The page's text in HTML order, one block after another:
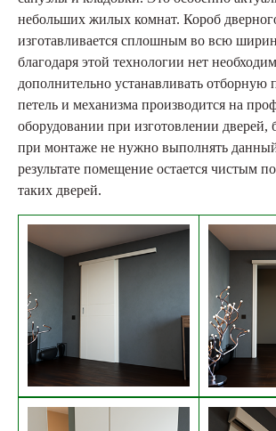
небольших жилых комнат. Короб
изготавливается сплошным во всю
благодаря этой технологии нет
дополнительно устанавливать отборную
петель и механизма производится на
оборудовании при изготовлении дверей,
при монтаже не нужно выполнять
результате помещение остается чистым
таких дверей.